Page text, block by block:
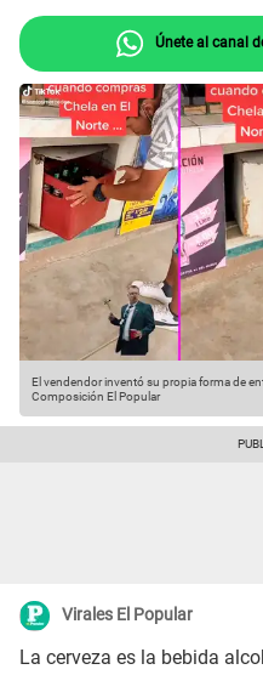
Únete al canal
El vendendor inventó su propia forma de
Composición El Popular
Virales El Popular
La cerveza es la bebida